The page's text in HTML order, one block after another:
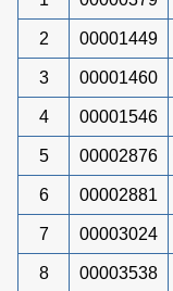
2 00001449
3 00001460
4 00001546
5 00002876
6 00002881
7 00003024
8 00003538